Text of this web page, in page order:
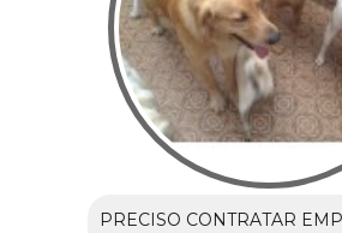
PRECISO CONTRATAR